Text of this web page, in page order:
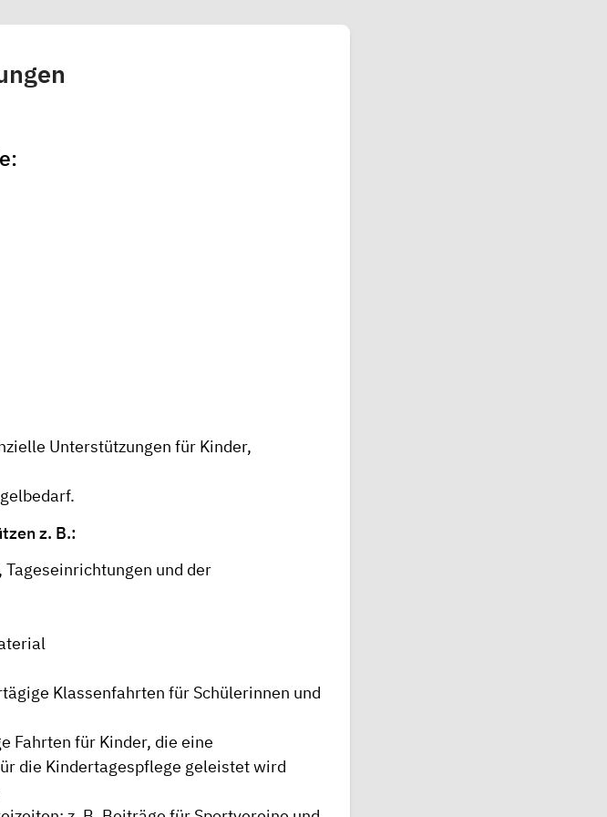
Unterstützungen für Kinder,
z. B.:
und der
Klassenfahrten für Schülerinnen und
Fahrten für Kinder, die eine
die Kindertagespflege geleistet wird